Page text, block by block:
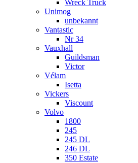
Wreck Truck
Unimog
unbekannt
Vantastic
Nr 34
Vauxhall
Guildsman
Victor
Vélam
Isetta
Vickers
Viscount
Volvo
1800
245
245 DL
246 DL
350 Estate